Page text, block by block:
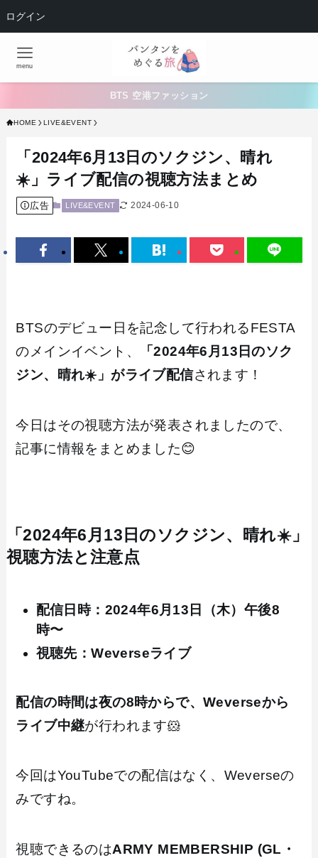
ログイン
menu
BTS 空港ファッション
HOME LIVE&EVENT
「2024年6月13日のソクジン、晴れ
☀️」ライブ配信の視聴方法まとめ
広告 LIVE&EVENT 2024-06-10
BTSのデビュー日を記念して行われるFESTA
のメインイベント、
「2024年6月13日のソク
ジン、晴れ☀️」がライブ配信されます！
今日はその視聴方法が発表されましたので、
記事に情報をまとめました😊
「2024年6月13日のソクジン、晴れ☀️」
視聴方法と注意点
配信日時：2024年6月13日（木）午後8
時〜
視聴先：Weverseライブ
配信の時間は夜の8時からで、Weverseから
ライブ中継が行われます🐹
今回はYouTubeでの配信はなく、Weverseの
みですね。
視聴できるのはARMY MEMBERSHIP (GL・